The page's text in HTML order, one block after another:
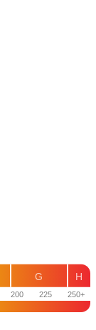
200 225 250+
H
G